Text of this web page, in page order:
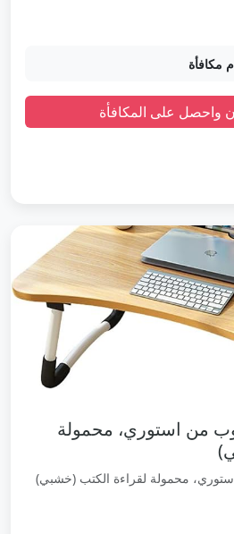
واحصل على المكافأة
من استوري، محمولة
محمولة لقراءة الكتب (خشبي)